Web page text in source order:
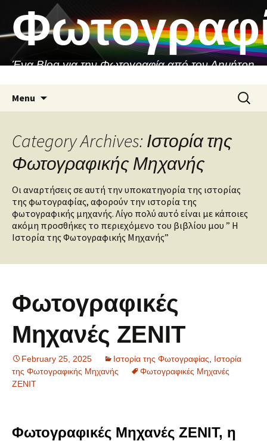
content
Ένα Blog για την Φωτογραφία από τον Δημήτρη
Menu
Search
for:
Category Archives: Ιστορία της
Φωτογραφικής Μηχανής
Οι αναρτήσεις σε αυτή την υποκατηγορία της ιστορίας
της φωτογραφίας, αφορούν την ιστορία της
φωτογραφικής μηχανής. Λίγο πολύ αυτό είναι με κάποιες
ακόμη προσθήκες το περιεχόμενο του βιβλίου μου ” Η
Ιστορία της Φωτογραφικής Μηχανής”
Φωτογραφικές
Μηχανές ZENIT
February 25, 2025 Ιστορία της Φωτογραφίας
Ιστορία
της Φωτογραφικής Μηχανής
Φωτογραφικές Μηχανές
ZENIT
Φωτογραφικές Μηχανές ZENIT, η